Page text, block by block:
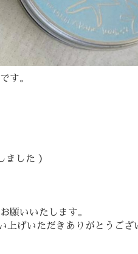
す。
ました ）
願いいたします。
げいただきありがとうござ